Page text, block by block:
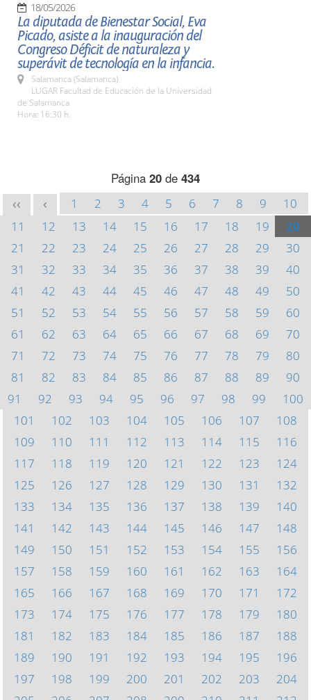
18/05/2026
La diputada de Bienestar Social, Eva
Picado, asiste a la inauguración del
Congreso Déficit de naturaleza y
superávit de tecnología en la infancia.
Salamanca (Salamanca)
LUGAR Facultad de Educación de la Universidad
de Salamanca
Hora: 16:30 h.
Página 20 de 434
<< < 1 2 3 4 5 6 7 8 9
10
11
12 13 14 15 16 17 18 19
20
21
22 23 24 25 26 27 28 29
30
31
32 33 34 35 36 37 38 39
40
41
42 43 44 45 46 47 48 49
50
51
52 53 54 55 56 57 58 59
60
61
62 63 64 65 66 67 68 69
70
71
72 73 74 75 76 77 78 79
80
81
82 83 84 85 86 87 88 89
90
91
92 93 94 95 96 97 98 99
100
101
102 103 104 105 106 107
108
109
110 111 112 113 114 115
116
117
118 119 120 121 122 123
124
125
126 127 128 129 130 131
132
133
134 135 136 137 138 139
140
141
142 143 144 145 146 147
148
149
150 151 152 153 154 155
156
157
158 159 160 161 162 163
164
165
166 167 168 169 170 171
172
173
174 175 176 177 178 179
180
181
182 183 184 185 186 187
188
189
190 191 192 193 194 195
196
197
198 199 200 201 202 203
204